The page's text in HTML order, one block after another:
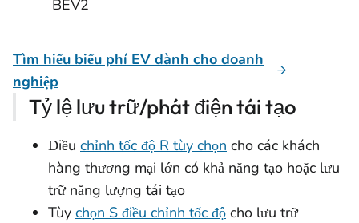
BEV2
Tìm hiểu biểu phí EV dành cho doanh
nghiệp
Tỷ lệ lưu trữ/phát điện tái tạo
Điều chỉnh tốc độ R tùy chọn cho các khách
hàng thương mại lớn có khả năng tạo hoặc lưu
trữ năng lượng tái tạo
Tùy chọn S điều chỉnh tốc độ cho lưu trữ